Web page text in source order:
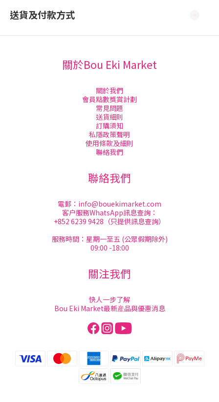
送貨及付款方式
關於Bou Eki Market
關於我們
會員點數獎賞計劃
常見問題
送貨細則
訂購須知
私隱政策聲明
使用條款及細則
聯絡我們
聯絡我們
電郵： info@bouekimarket.com
客户服務WhatsApp訊息查詢：
+852 6239 9428（只提供訊息查詢）
服務時間：星期一至五 (公眾假期除外)
09:00 -18:00
關注我們
快人一步了解
Bou Eki Market最新産品與優惠消息